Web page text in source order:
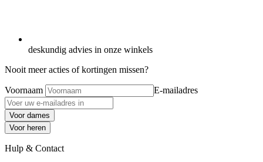
deskundig advies in onze winkels
Nooit meer acties of kortingen missen?
Voornaam E-mailadres
Voor dames
Voor heren
Hulp & Contact